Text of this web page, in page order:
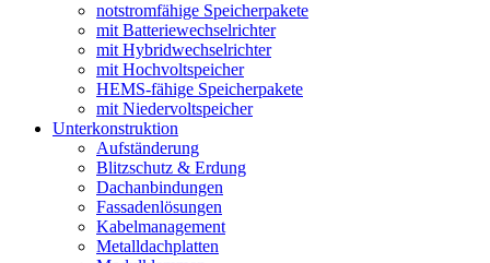
notstromfähige Speicherpakete
mit Batteriewechselrichter
mit Hybridwechselrichter
mit Hochvoltspeicher
HEMS-fähige Speicherpakete
mit Niedervoltspeicher
Unterkonstruktion
Aufständerung
Blitzschutz & Erdung
Dachanbindungen
Fassadenlösungen
Kabelmanagement
Metalldachplatten